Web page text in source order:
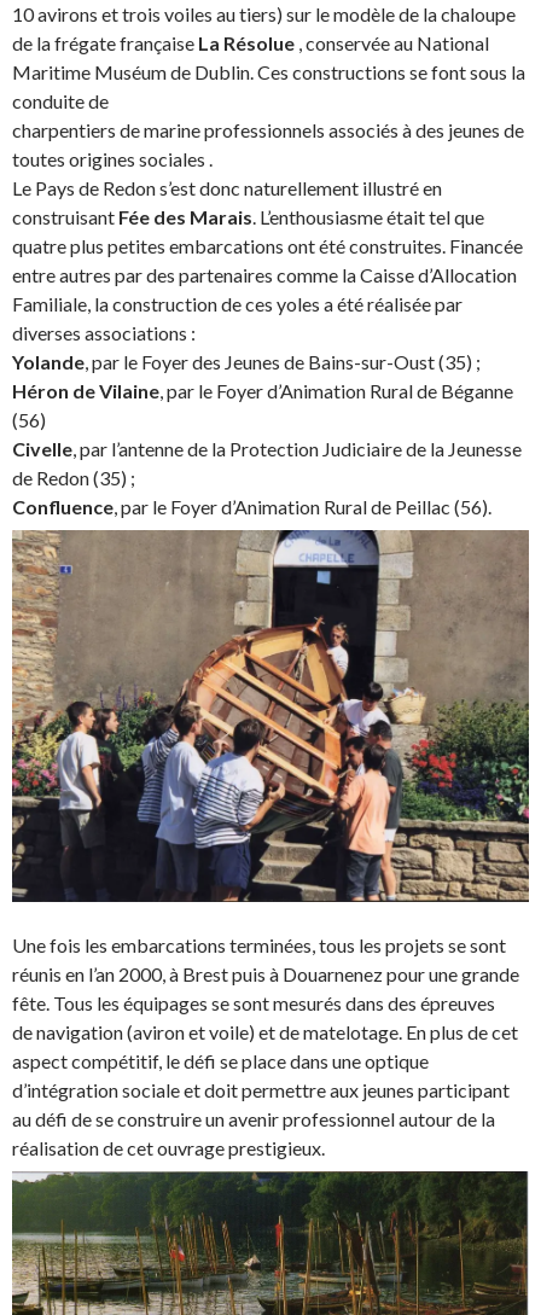
10 avirons et trois voiles au tiers) sur le modèle de la chaloupe
de la frégate française La Résolue , conservée au National
Maritime Muséum de Dublin. Ces constructions se font sous la
conduite de
charpentiers de marine professionnels associés à des jeunes de
toutes origines sociales .
Le Pays de Redon s’est donc naturellement illustré en
construisant Fée des Marais. L’enthousiasme était tel que
quatre plus petites embarcations ont été construites. Financée
entre autres par des partenaires comme la Caisse d’Allocation
Familiale, la construction de ces yoles a été réalisée par
diverses associations :
Yolande, par le Foyer des Jeunes de Bains-sur-Oust (35) ;
Héron de Vilaine, par le Foyer d’Animation Rural de Béganne
(56)
Civelle, par l’antenne de la Protection Judiciaire de la Jeunesse
de Redon (35) ;
Confluence, par le Foyer d’Animation Rural de Peillac (56).
Une fois les embarcations terminées, tous les projets se sont
réunis en l’an 2000, à Brest puis à Douarnenez pour une grande
fête. Tous les équipages se sont mesurés dans des épreuves
de navigation (aviron et voile) et de matelotage. En plus de cet
aspect compétitif, le défi se place dans une optique
d’intégration sociale et doit permettre aux jeunes participant
au défi de se construire un avenir professionnel autour de la
réalisation de cet ouvrage prestigieux.